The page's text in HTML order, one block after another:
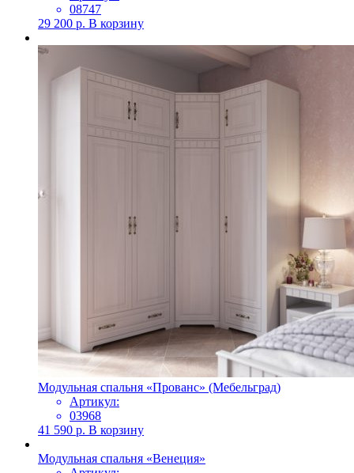
08747
29 200 р. В корзину
Модульная спальня «Прованс» (Мебельград)
Артикул:
03968
41 590 р. В корзину
Модульная спальня «Венеция»